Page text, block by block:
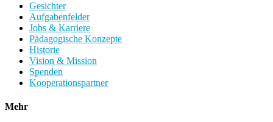
Gesichter
Aufgabenfelder
Jobs & Karriere
Pädagogische Konzepte
Historie
Vision & Mission
Spenden
Kooperationspartner
Mehr